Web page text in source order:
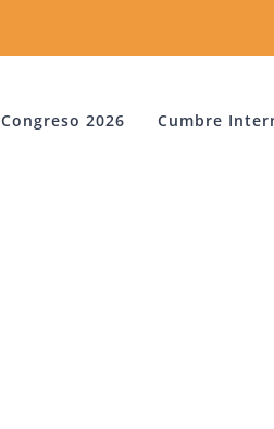
Congreso 2026 Cumbre